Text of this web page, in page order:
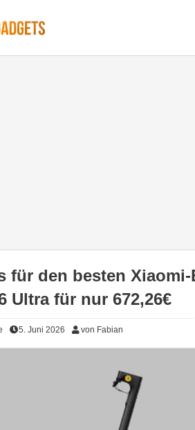
für den besten
Ultra für nur 672,26€
5. Juni 2026 von Fabian